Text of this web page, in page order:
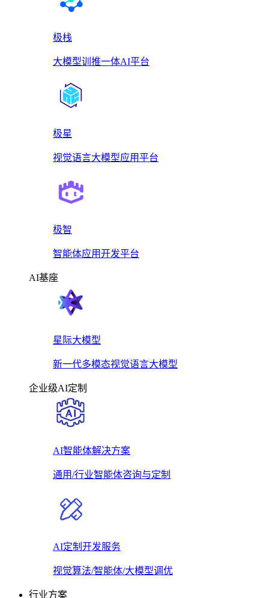
极栈
大模型训推一体AI平台
极星
视觉语言大模型应用平台
极智
智能体应用开发平台
AI基座
星际大模型
新一代多模态视觉语言大模型
企业级AI定制
AI智能体解决方案
通用/行业智能体咨询与定制
AI定制开发服务
视觉算法/智能体/大模型调优
行业方案